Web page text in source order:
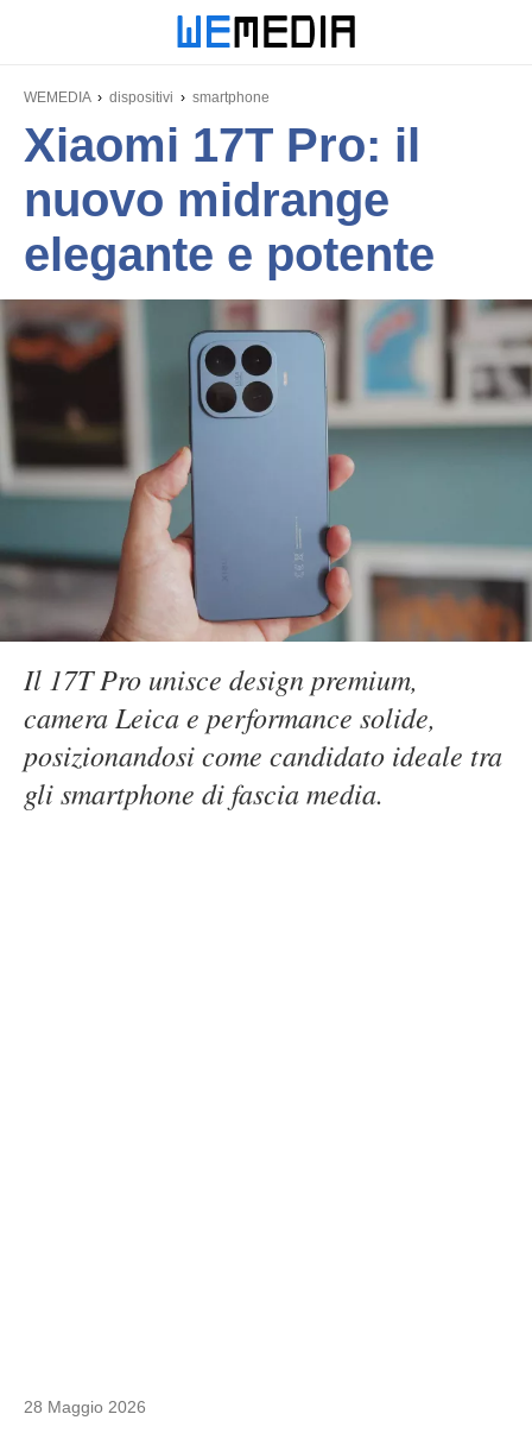
WEMEDIA dispositivi smartphone
Xiaomi 17T Pro: il
nuovo midrange
elegante e potente
Il 17T Pro unisce design premium,
camera Leica e performance solide,
posizionandosi come candidato ideale tra
gli smartphone di fascia media.
28 Maggio 2026